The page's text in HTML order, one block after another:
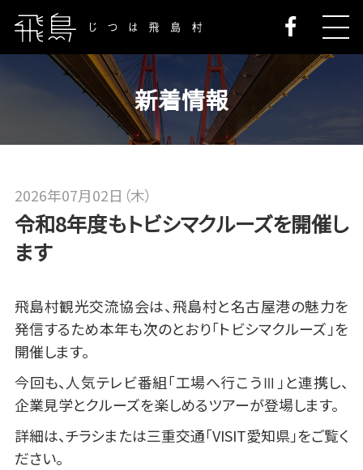
新着情報
令和8年度もトビシマクルーズを開催し
ます
2026年07月02日（木）
飛島村観光交流協会は、飛島村と名古屋港の魅力を
発信するため本年も次のとおり「トビシマクルーズ」を
開催します。
今回も、人気テレビ番組「工場へ行こうⅢ」と連携し、
企業見学とクルーズを楽しめるツアーが登場します。
詳細は、チラシまたは三重交通「VISIT愛知県」をご覧く
ださい。